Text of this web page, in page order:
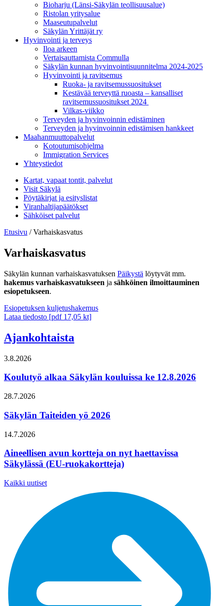
Bioharju (Länsi-Säkylän teollisuusalue)
Ristolan yritysalue
Maaseutupalvelut
Säkylän Yrittäjät ry
Hyvinvointi ja terveys
Iloa arkeen
Vertaisauttamista Commulla
Säkylän kunnan hyvinvointisuunnitelma 2024-2025
Hyvinvointi ja ravitsemus
Ruoka- ja ravitsemussuositukset
Kestävää terveyttä ruoasta – kansalliset
ravitsemussuositukset 2024
Vilkas-viikko
Terveyden ja hyvinvoinnin edistäminen
Terveyden ja hyvinvoinnin edistämisen hankkeet
Maahanmuuttopalvelut
Kotoutumisohjelma
Immigration Services
Yhteystiedot
Kartat, vapaat tontit, palvelut
Visit Säkylä
Pöytäkirjat ja esityslistat
Viranhaltijapäätökset
Sähköiset palvelut
Etusivu /Varhaiskasvatus
Varhaiskasvatus
Säkylän kunnan varhaiskasvatuksen Päikystä löytyvät mm.
hakemus varhaiskasvatukseen ja sähköinen ilmoittauminen
esiopetukseen.
Esiopetuksen kuljetushakemus
Lataa tiedosto [pdf 17,05 kt]
Ajankohtaista
3.8.2026
Koulutyö alkaa Säkylän kouluissa ke 12.8.2026
28.7.2026
Säkylän Taiteiden yö 2026
14.7.2026
Aineellisen avun kortteja on nyt haettavissa
Säkylässä (EU-ruokakortteja)
Kaikki uutiset